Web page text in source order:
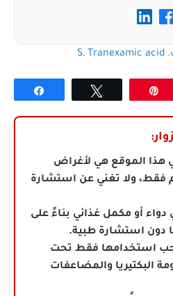
,
S, Tranexamic acid
هذا الموقع هي لأغراض
فقط، ولا تغني عن استشارة
أو مكمل غذائي بناءً على
دون استشارة طبية.
استخدامها فقط تحت
البكتيريا والمضاعفات